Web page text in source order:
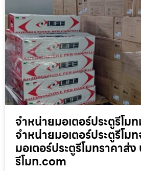
จำหน่ายมอเตอร์ประตูรีโม
จำหน่ายมอเตอร์ประตูรีโม
มอเตอร์ประตูรีโมทราคาส่ง
รีโมท.com